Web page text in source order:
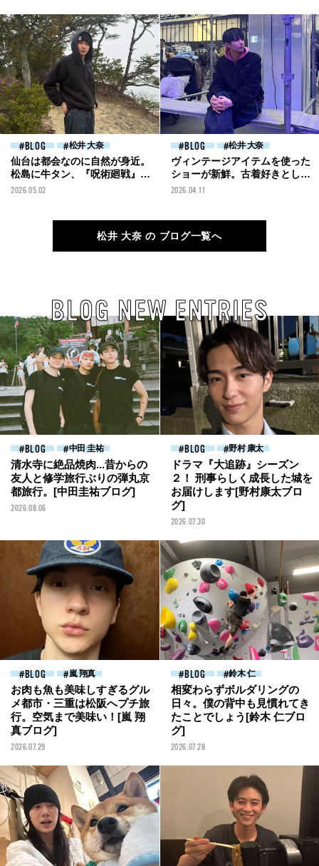
奈ブログ]
BLOG 松井 大奈
仙台は都会なのに自然が身近。
松島に牛タン、『呪術廻戦』聖
地巡礼...大満足！[松井大奈ブロ
2026.05.02
BLOG 松井 大奈
ヴィンテージアイテムを使った
ショーが新鮮。古着好きとして
は見逃せない、ヴィンテージフ
2026.04.11
松井 大奈 の ブログ一覧へ
BLOG NEW ENTRIES
BLOG 中田 圭祐
清水寺に絶品焼肉...昔からの
友人と修学旅行ぶりの弾丸京
都旅行。[中田圭祐ブログ]
2026.08.06
BLOG 野村 康太
ドラマ『大追跡』シーズン
２！ 刑事らしく成長した城を
お届けします[野村康太ブロ
グ]
2026.07.30
BLOG 嵐 翔真
お肉も魚も美味しすぎるグル
メ都市・三重は松阪へプチ旅
行。空気まで美味い！[嵐 翔
真ブログ]
2026.07.29
BLOG 鈴木 仁
相変わらずボルダリングの
日々。僕の背中も見慣れてき
たことでしょう[鈴木 仁ブロ
グ]
2026.07.28